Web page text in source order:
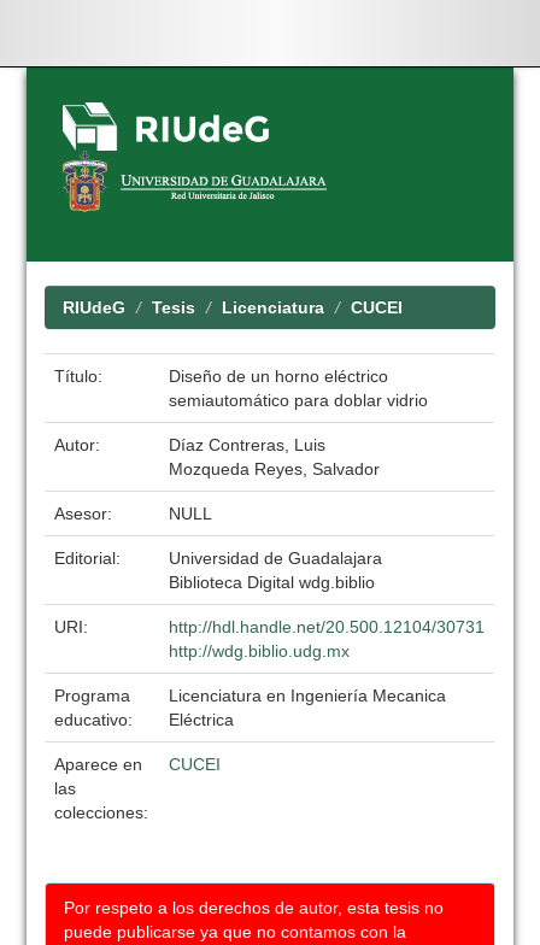
Skip
navigation
RIUdeG Tesis Licenciatura CUCEI
Título:
Diseño de un horno eléctrico
semiautomático para doblar vidrio
Autor:
Díaz Contreras, Luis
Mozqueda Reyes, Salvador
Asesor: NULL
Editorial:
Universidad de Guadalajara
Biblioteca Digital wdg.biblio
URI:
http://hdl.handle.net/20.500.12104/30731
http://wdg.biblio.udg.mx
Programa
educativo:
Licenciatura en Ingeniería Mecanica
Eléctrica
Aparece en
las
colecciones:
CUCEI
Por respeto a los derechos de autor, esta tesis no
puede publicarse ya que no contamos con la